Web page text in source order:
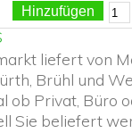
Hinzufügen
liefert von
Brühl und
ob Privat, Büro
Sie beliefert